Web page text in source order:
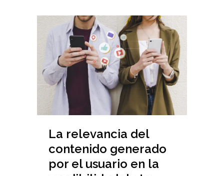
La relevancia del
contenido generado
por el usuario en la